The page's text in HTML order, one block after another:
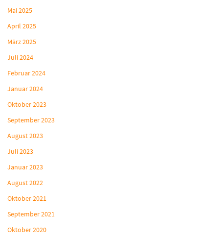
Mai 2025
April 2025
März 2025
Juli 2024
Februar 2024
Januar 2024
Oktober 2023
September 2023
August 2023
Juli 2023
Januar 2023
August 2022
Oktober 2021
September 2021
Oktober 2020